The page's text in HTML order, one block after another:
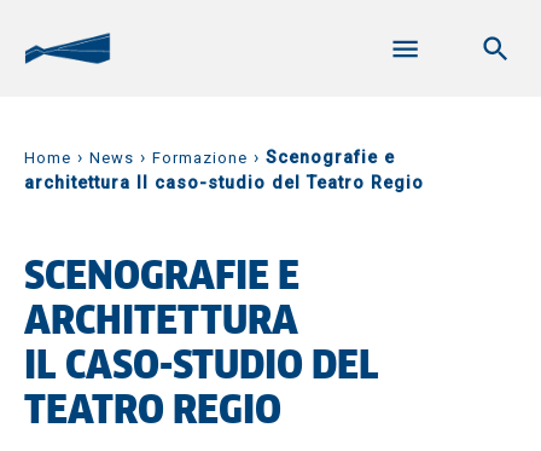
Home › News › Formazione › Scenografie e
architettura Il caso-studio del Teatro Regio
SCENOGRAFIE E
ARCHITETTURA
IL CASO-STUDIO DEL
TEATRO REGIO